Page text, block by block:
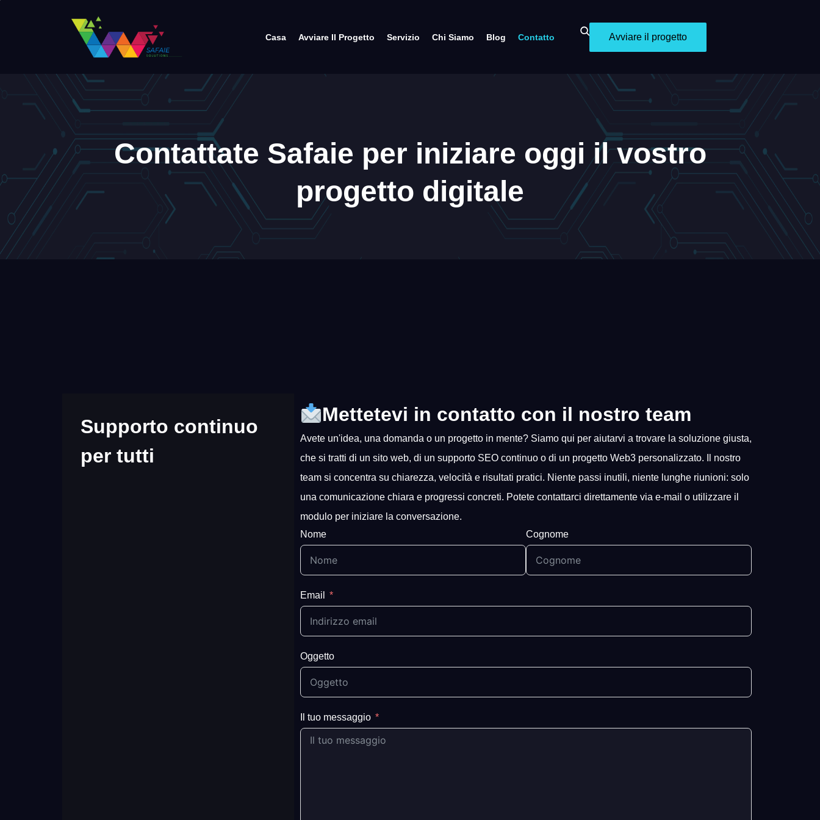
Casa Avviare Il Progetto Servizio Chi Siamo Blog Contatto Avviare il progetto
Contattate Safaie per iniziare oggi il vostro
progetto digitale
Supporto continuo
per tutti
Mettetevi in contatto con il nostro team
Avete un'idea, una domanda o un progetto in mente? Siamo qui per aiutarvi a trovare la soluzione giusta,
che si tratti di un sito web, di un supporto SEO continuo o di un progetto Web3 personalizzato. Il nostro
team si concentra su chiarezza, velocità e risultati pratici. Niente passi inutili, niente lunghe riunioni: solo
una comunicazione chiara e progressi concreti. Potete contattarci direttamente via e-mail o utilizzare il
modulo per iniziare la conversazione.
Nome
Cognome
Email
Oggetto
Il tuo messaggio